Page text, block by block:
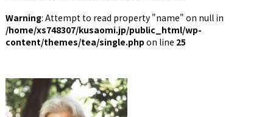
Warning: Attempt to read property "name" on null in
/home/xs748307/kusaomi.jp/public_html/wp-
content/themes/tea/single.php on line 25